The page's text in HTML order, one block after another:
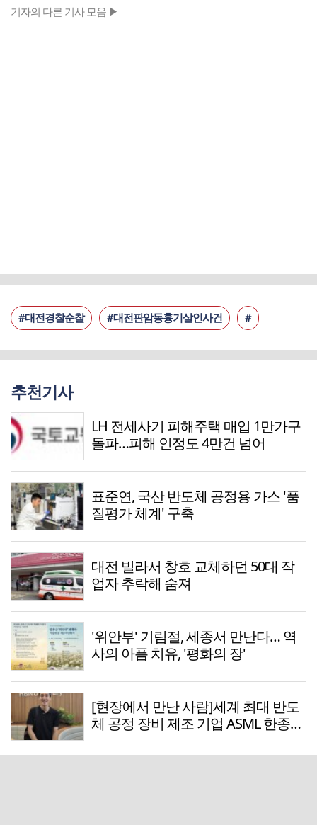
기자의 다른 기사 모음 ▶
#대전경찰순찰 #대전판암동흉기살인사건 #
추천기사
LH 전세사기 피해주택 매입 1만가구
돌파…피해 인정도 4만건 넘어
표준연, 국산 반도체 공정용 가스 '품
질평가 체계' 구축
대전 빌라서 창호 교체하던 50대 작
업자 추락해 숨져
'위안부' 기림절, 세종서 만난다… 역
사의 아픔 치유, '평화의 장'
[현장에서 만난 사람]세계 최대 반도
체 공정 장비 제조 기업 ASML 한종호